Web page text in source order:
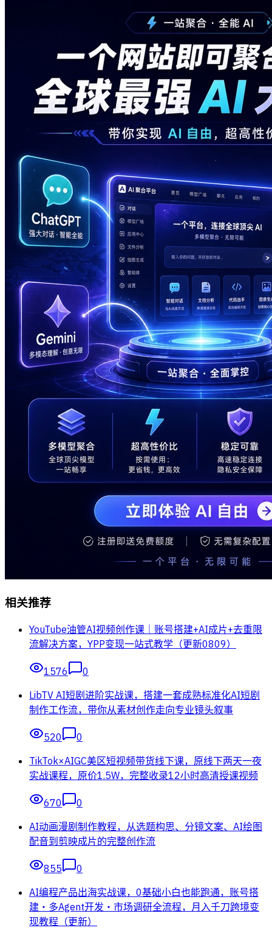
相关推荐
YouTube油管AI视频创作课｜账号搭建+AI成片+去重限
流解决方案，YPP变现一站式教学（更新0809）
1576
0
LibTV AI短剧进阶实战课，搭建一套成熟标准化AI短剧
制作工作流，带你从素材创作走向专业镜头叙事
520
0
TikTok×AIGC美区短视频带货线下课，原线下两天一夜
实战课程，原价1.5W，完整收录12小时高清授课视频
670
0
AI动画漫剧制作教程，从选题构思、分镜文案、AI绘图
配音到剪映成片的完整创作流
855
0
AI编程产品出海实战课，0基础小白也能跑通，账号搭
建・多Agent开发・市场调研全流程，月入千刀跨境变
现教程（更新）